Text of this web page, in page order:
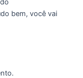
bem, você vai